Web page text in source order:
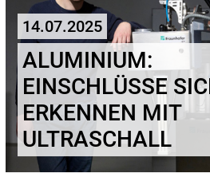
14.07.2025
ALUMINIUM:
EINSCHLÜSSE
ERKENNEN MIT
ULTRASCHALL